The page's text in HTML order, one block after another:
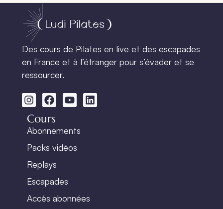
Des cours de Pilates en live et des escapades
en France et à l’étranger pour s’évader et se
ressourcer.
Cours
Abonnements
Packs vidéos
Replays
Escapades
Accès abonnées